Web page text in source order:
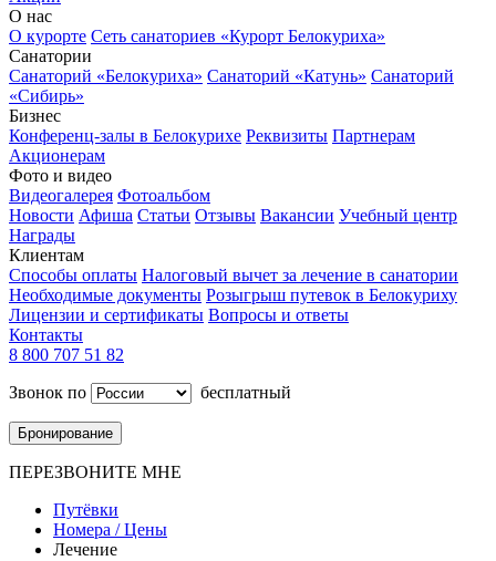
О нас
О курорте Сеть санаториев «Курорт Белокуриха»
Санатории
Санаторий «Белокуриха» Санаторий «Катунь» Санаторий
«Сибирь»
Бизнес
Конференц-залы в Белокурихе Реквизиты Партнерам
Акционерам
Фото и видео
Видеогалерея Фотоальбом
Новости Афиша Статьи Отзывы Вакансии Учебный центр
Награды
Клиентам
Способы оплаты Налоговый вычет за лечение в санатории
Необходимые документы Розыгрыш путевок в Белокуриху
Лицензии и сертификаты Вопросы и ответы
Контакты
8 800 707 51 82
Звонок по
бесплатный
Бронирование
ПЕРЕЗВОНИТЕ МНЕ
Путёвки
Номера / Цены
Лечение